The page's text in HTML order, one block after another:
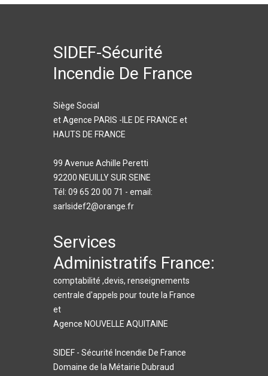
SIDEF-Sécurité
Incendie De France
Siège Social
et Agence PARIS -ILE DE FRANCE et
HAUTS DE FRANCE
99 Avenue Achille Peretti
92200 NEUILLY SUR SEINE
Tél: 09 65 20 00 71 - email:
sarlsidef2@orange.fr
Services
Administratifs France:
comptabilité ,devis, renseignements
centrale d'appels pour toute la France
et
Agence NOUVELLE AQUITAINE
SIDEF - Sécurité Incendie De France
Domaine de la Métairie Dubraud